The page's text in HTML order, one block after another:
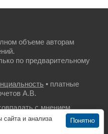
объеме авторам
по предварительному
• платные
А.В.
с мнением
Понятно
и анализа